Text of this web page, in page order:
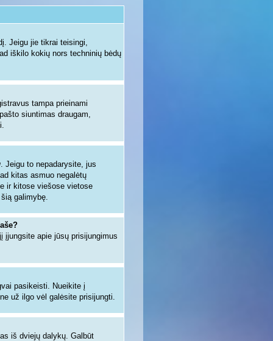
Jeigu jie tikrai teisingi,
iškilo kokių nors techninių bėdų
tampa prieinami
siuntimas draugam,
. Jeigu to nepadarysite, jus
kitas asmuo negalėtų
ir kitose viešose vietose
galimybę.
įjungsite apie jūsų prisijungimus
pasikeisti. Nueikite į
už ilgo vėl galėsite prisijungti.
iš dviejų dalykų. Galbūt